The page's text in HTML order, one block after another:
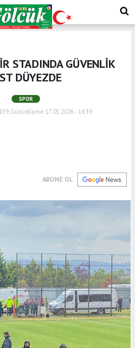
STADINDA GÜVENLİK
DÜYEZDE
SPOR
Güncelleme: 17.05.2026 - 14:39
ABONE OL